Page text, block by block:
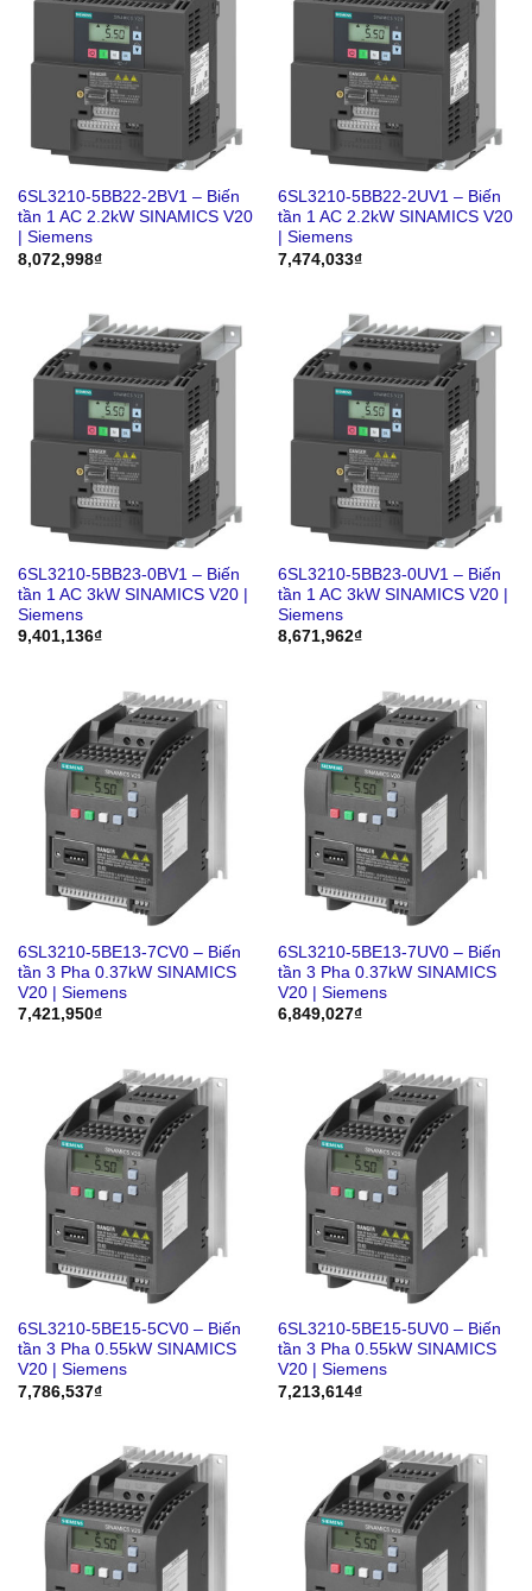
6SL3210-5BB22-2BV1 – Biến
tần 1 AC 2.2kW SINAMICS V20
| Siemens
8,072,998₫
6SL3210-5BB22-2UV1 – Biến
tần 1 AC 2.2kW SINAMICS V20
| Siemens
7,474,033₫
6SL3210-5BB23-0BV1 – Biến
tần 1 AC 3kW SINAMICS V20 |
Siemens
9,401,136₫
6SL3210-5BB23-0UV1 – Biến
tần 1 AC 3kW SINAMICS V20 |
Siemens
8,671,962₫
6SL3210-5BE13-7CV0 – Biến
tần 3 Pha 0.37kW SINAMICS
V20 | Siemens
7,421,950₫
6SL3210-5BE13-7UV0 – Biến
tần 3 Pha 0.37kW SINAMICS
V20 | Siemens
6,849,027₫
6SL3210-5BE15-5CV0 – Biến
tần 3 Pha 0.55kW SINAMICS
V20 | Siemens
7,786,537₫
6SL3210-5BE15-5UV0 – Biến
tần 3 Pha 0.55kW SINAMICS
V20 | Siemens
7,213,614₫